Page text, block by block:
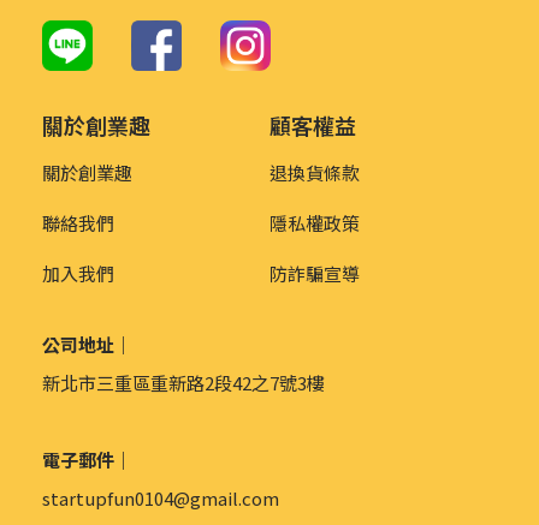
關於創業趣
關於創業趣
聯絡我們
加入我們
顧客權益
退換貨條款
隱私權政策
防詐騙宣導
公司地址｜
新北市三重區重新路2段42之7號3樓
電子郵件｜
startupfun0104@gmail.com